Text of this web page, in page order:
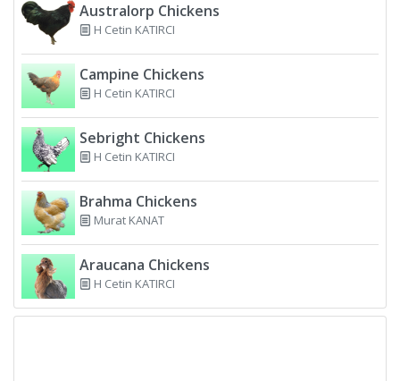
Australorp Chickens
H Cetin KATIRCI
Campine Chickens
H Cetin KATIRCI
Sebright Chickens
H Cetin KATIRCI
Brahma Chickens
Murat KANAT
Araucana Chickens
H Cetin KATIRCI